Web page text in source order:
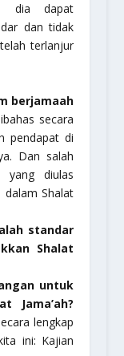
dia dapat
dan tidak
terlanjur
berjamaah
secara
pendapat di
Dan salah
yang diulas
dalam Shalat
standar
Shalat
untuk
Jama’ah?
lengkap
ini: Kajian